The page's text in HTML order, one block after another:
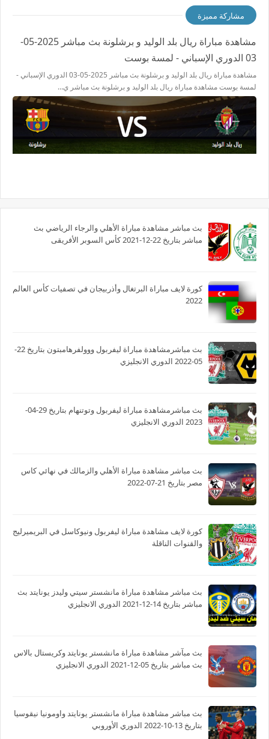
مشاركة مميزة
مشاهدة مباراة ريال بلد الوليد و برشلونة بث مباشر 2025-05-
03 الدوري الإسباني - لمسة بوست
مشاهدة مباراة ريال بلد الوليد و برشلونة بث مباشر 2025-05-03 الدوري الإسباني -
لمسة بوست مشاهدة مباراة ريال بلد الوليد و برشلونة بث مباشر ي…
بث مباشر مشاهدة مباراة الأهلي والرجاء الرياضي بث
مباشر بتاريخ 22-12-2021 كأس السوبر الأفريقى
كورة لايف مباراة البرتغال وأذربيجان في تصفيات كأس العالم
2022
بث مباشرمشاهدة مباراة ليفربول ووولفرهامبتون بتاريخ 22-
05-2022 الدوري الانجليزي
بث مباشرمشاهدة مباراة ليفربول وتوتنهام بتاريخ 29-04-
2023 الدوري الانجليزي
بث مباشر مشاهدة مباراة الأهلي والزمالك في نهائي كاس
مصر بتاريخ 21-07-2022
كورة لايف مشاهدة مباراة ليفربول ونيوكاسل في البريميرليج
والقنوات الناقلة
بث مباشر مشاهدة مباراة مانشستر سيتي وليدز يونايتد بث
مباشر بتاريخ 14-12-2021 الدوري الانجليزي
بث مبآشر مشاهدة مباراة مانشستر يونايتد وكريستال بالاس
بث مباشر بتاريخ 05-12-2021 الدوري الانجليزي
بث مباشر مشاهدة مباراة مانشستر يونايتد واومونيا نيقوسيا
بتاريخ 13-10-2022 الدوري الأوروبي